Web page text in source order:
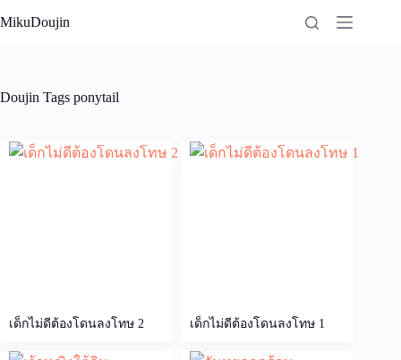
to
MikuDoujin
Doujin Tags ponytail
เด็กไม่ดีต้องโดนลงโทษ 2 เด็กไม่ดีต้องโดนลงโทษ 1